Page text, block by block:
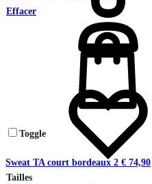
Effacer
Toggle
Sweat TA court bordeaux 2 € 74,90
Tailles